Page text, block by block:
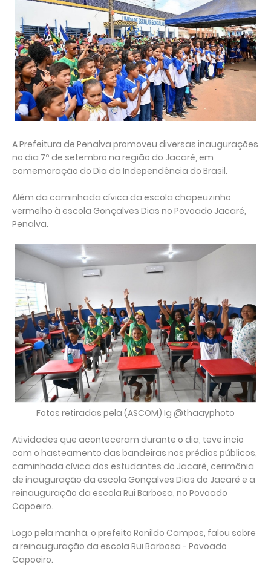
A Prefeitura de Penalva promoveu diversas inaugurações
no dia 7º de setembro na região do Jacaré, em
comemoração do Dia da Independência do Brasil.
Além da caminhada cívica da escola chapeuzinho
vermelho à escola Gonçalves Dias no Povoado Jacaré,
Penalva.
Fotos retiradas pela (ASCOM) Ig @thaayphoto
Atividades que aconteceram durante o dia, teve incio
com o hasteamento das bandeiras nos prédios públicos,
caminhada cívica dos estudantes do Jacaré, cerimônia
de inauguração da escola Gonçalves Dias do Jacaré e a
reinauguração da escola Rui Barbosa, no Povoado
Capoeiro.
Logo pela manhã, o prefeito Ronildo Campos, falou sobre
a reinauguração da escola Rui Barbosa - Povoado
Capoeiro.